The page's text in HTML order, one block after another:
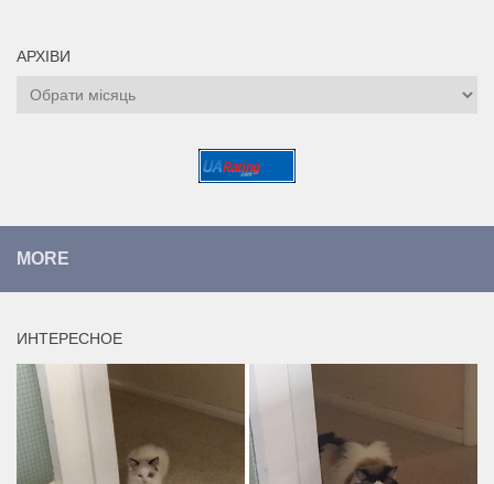
АРХІВИ
Архіви
MORE
ИНТЕРЕСНОЕ